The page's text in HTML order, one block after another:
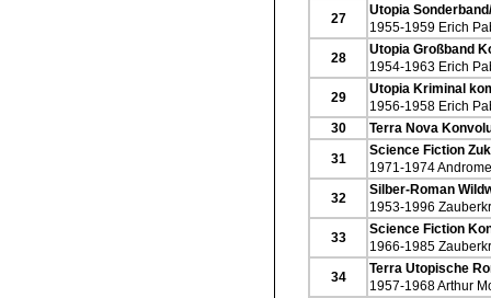
27
Utopia
1955-1959 Erich
28
Utopia Großband
1954-1963 Erich
29
Utopia Kriminal
1956-1958 Erich
30
Terra Nova
31
Science Fiction
1971-1974
32
Silber-Roman
1953-1996
33
Science Fiction
1966-1985
34
Terra Utopische
1957-1968 Arthur